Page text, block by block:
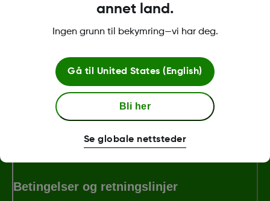
dexcom.com/g7-compatibility
Was this article helpful?
LBL-1000455 Rev001
Betingelser og retningslinjer
annet land.
Ingen grunn til bekymring—vi har deg.
Gå til United States (English)
Bli her
Se globale nettsteder